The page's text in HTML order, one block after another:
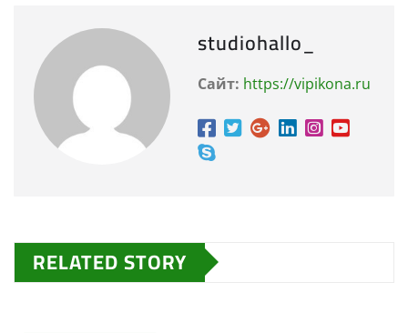
studiohallo_
Сайт: https://vipikona.ru
RELATED STORY